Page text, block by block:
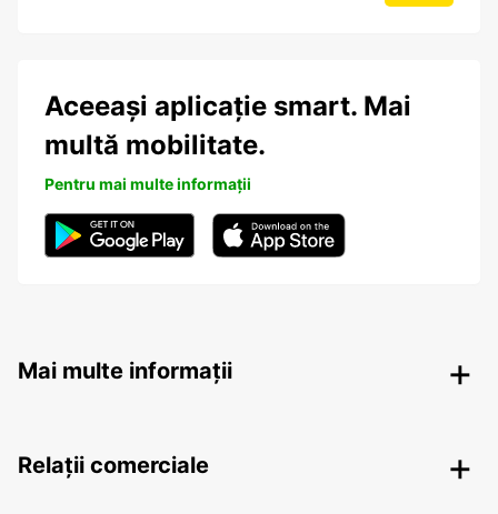
Aceeași aplicație smart. Mai
multă mobilitate.
Pentru mai multe informații
Mai multe informații
Relații comerciale